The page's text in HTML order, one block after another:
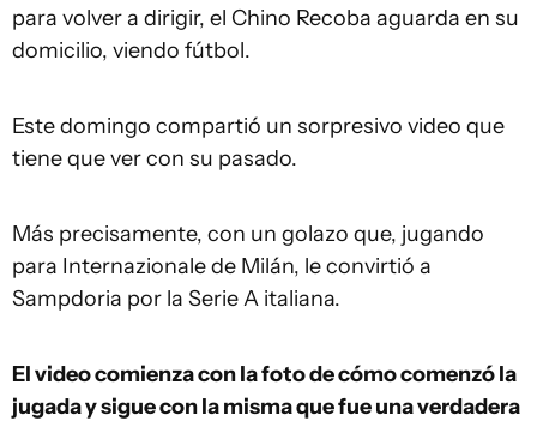
para volver a dirigir, el Chino Recoba aguarda en su
domicilio, viendo fútbol.
Este domingo compartió un sorpresivo video que
tiene que ver con su pasado.
Más precisamente, con un golazo que, jugando
para Internazionale de Milán, le convirtió a
Sampdoria por la Serie A italiana.
El video comienza con la foto de cómo comenzó la
jugada y sigue con la misma que fue una verdadera